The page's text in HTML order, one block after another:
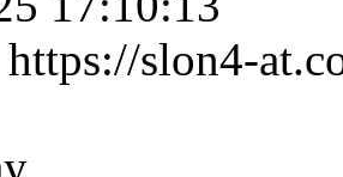
https://slon4-